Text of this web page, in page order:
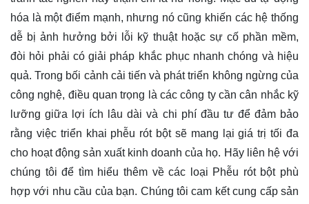
hóa là một điểm mạnh, nhưng nó cũng khiến các hệ thống
dễ bị ảnh hưởng bởi lỗi kỹ thuật hoặc sự cố phần mềm,
đòi hỏi phải có giải pháp khắc phục nhanh chóng và hiệu
quả. Trong bối cảnh cải tiến và phát triển không ngừng của
công nghệ, điều quan trọng là các công ty cần cân nhắc kỹ
lưỡng giữa lợi ích lâu dài và chi phí đầu tư để đảm bảo
rằng việc triển khai phễu rót bột sẽ mang lại giá trị tối đa
cho hoạt động sản xuất kinh doanh của họ. Hãy liên hệvới
chúng tôi để tìm hiểu thêm về các loại Phễu rót bột phù
hợp với nhu cầu của bạn. Chúng tôi cam kết cung cấp sản